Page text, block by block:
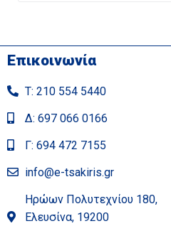
Επικοινωνία
Τ: 210 554 5440
Δ: 697 066 0166
Γ: 694 472 7155
info@e-tsakiris.gr
Ηρώων Πολυτεχνίου 180,
Ελευσίνα, 19200